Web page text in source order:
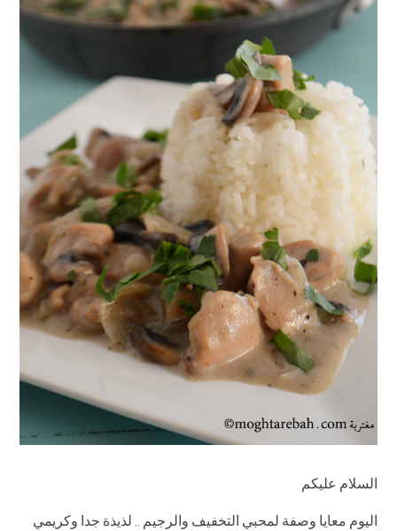
السلام عليكم
اليوم معايا وصفة لمحبي التخفيف والرجيم .. لذيذة جدا وكريمي